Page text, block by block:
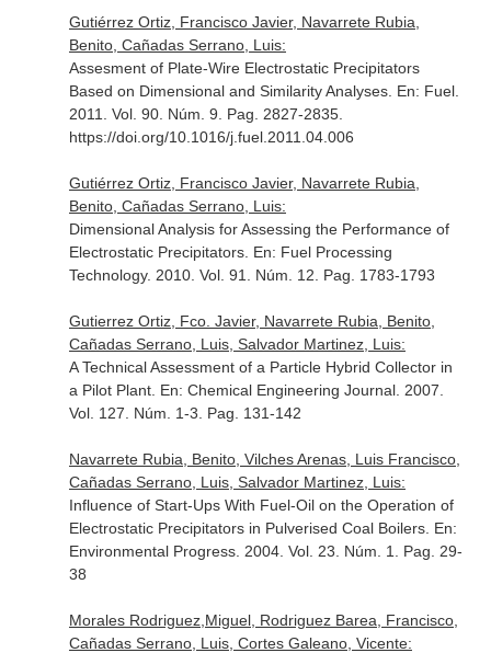
Gutiérrez Ortiz, Francisco Javier, Navarrete Rubia,
Benito, Cañadas Serrano, Luis:
Assesment of Plate-Wire Electrostatic Precipitators
Based on Dimensional and Similarity Analyses. En: Fuel.
2011. Vol. 90. Núm. 9. Pag. 2827-2835.
https://doi.org/10.1016/j.fuel.2011.04.006
Gutiérrez Ortiz, Francisco Javier, Navarrete Rubia,
Benito, Cañadas Serrano, Luis:
Dimensional Analysis for Assessing the Performance of
Electrostatic Precipitators. En: Fuel Processing
Technology. 2010. Vol. 91. Núm. 12. Pag. 1783-1793
Gutierrez Ortiz, Fco. Javier, Navarrete Rubia, Benito,
Cañadas Serrano, Luis, Salvador Martinez, Luis:
A Technical Assessment of a Particle Hybrid Collector in
a Pilot Plant. En: Chemical Engineering Journal. 2007.
Vol. 127. Núm. 1-3. Pag. 131-142
Navarrete Rubia, Benito, Vilches Arenas, Luis Francisco,
Cañadas Serrano, Luis, Salvador Martinez, Luis:
Influence of Start-Ups With Fuel-Oil on the Operation of
Electrostatic Precipitators in Pulverised Coal Boilers. En:
Environmental Progress. 2004. Vol. 23. Núm. 1. Pag. 29-
38
Morales Rodriguez,Miguel, Rodriguez Barea, Francisco,
Cañadas Serrano, Luis, Cortes Galeano, Vicente: